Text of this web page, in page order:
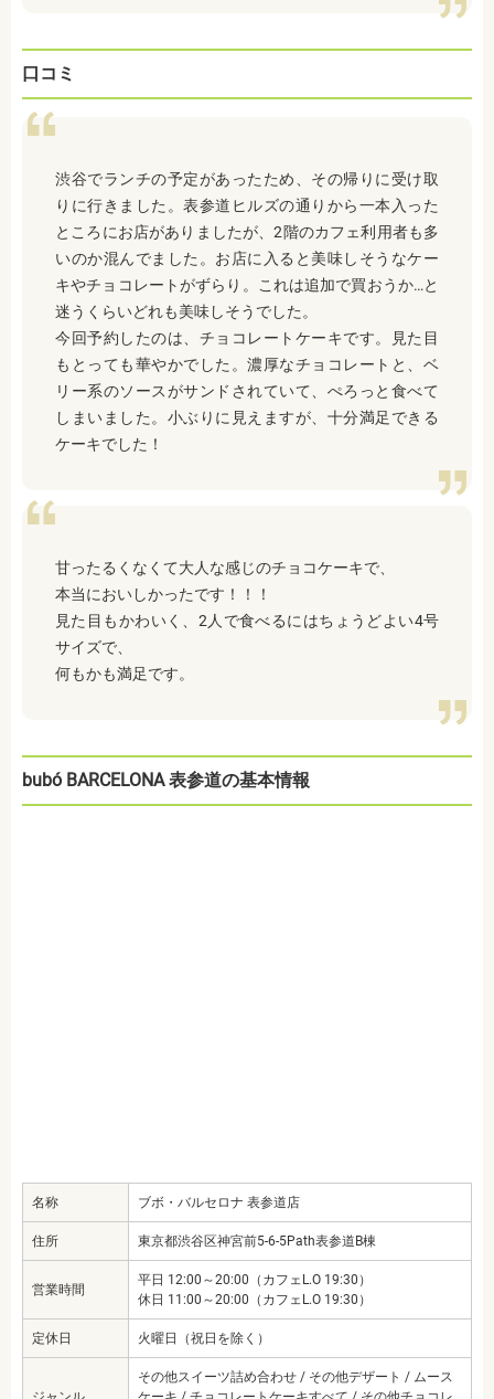
口コミ
渋谷でランチの予定があったため、その帰りに受け取
りに行きました。表参道ヒルズの通りから一本入った
ところにお店がありましたが、2階のカフェ利用者も多
いのか混んでました。お店に入ると美味しそうなケー
キやチョコレートがずらり。これは追加で買おうか…と
迷うくらいどれも美味しそうでした。
今回予約したのは、チョコレートケーキです。見た目
もとっても華やかでした。濃厚なチョコレートと、ベ
リー系のソースがサンドされていて、ぺろっと食べて
しまいました。小ぶりに見えますが、十分満足できる
ケーキでした！
甘ったるくなくて大人な感じのチョコケーキで、
本当においしかったです！！！
見た目もかわいく、2人で食べるにはちょうどよい4号
サイズで、
何もかも満足です。
bubó BARCELONA 表参道の基本情報
名称 ブボ・バルセロナ 表参道店
住所 東京都渋谷区神宮前5-6-5Path表参道B棟
営業時間
平日 12:00～20:00（カフェL.O 19:30）
休日 11:00～20:00（カフェL.O 19:30）
定休日 火曜日（祝日を除く）
その他スイーツ詰め合わせ / その他デザート / ムース